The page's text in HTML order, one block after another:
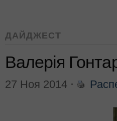
ДАЙДЖЕСТ
Валерія
27 Ноя 2014 ⋅